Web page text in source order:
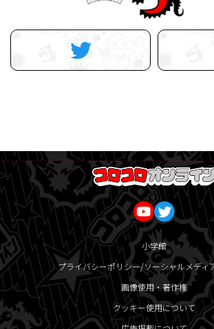
小学館
プライバシーポリシー/ソーシャルメディ
画像使用・著作権
クッキー使用について